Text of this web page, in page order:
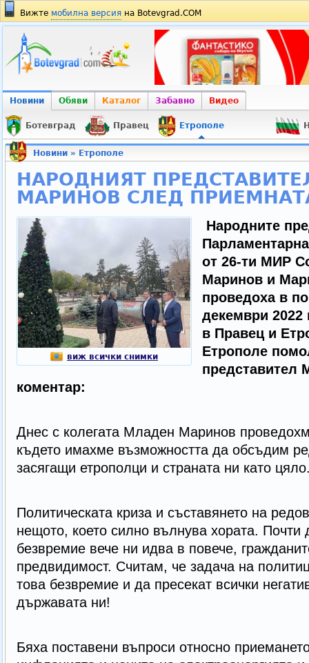
Вижте мобилна версия на Botevgrad.COM
Новини Обяви Каталог Забавно Видео
Ботевград Правец Етрополе
Новини» Етрополе
НАРОДНИЯТ
МАРИНОВ СЛЕД
виж всички снимки
Народните
от 26-ти МИР
Маринов и
проведоха в
декември 2022
в Правец и
Етрополе
представител
коментар:
Днес с колегата Младен Маринов
където имахме възможността да обсъдим
засягащи етрополци и страната ни като
Политическата криза и съставянето на
нещото, което силно вълнува хората. Почти
безвремие вече ни идва в повече,
предвидимост. Считам, че задача на
това безвремие и да пресекат всички
държавата ни!
Бяха поставени въпроси относно